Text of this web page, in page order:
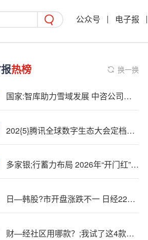
公众号 电子报
热榜 换一换
国家:智库助力雪域发展 中咨公司承担西藏多地“十五五”规划编制工作
202{5}腾讯全球数字生态大会定档9月16日 万兴科技拟出席腾讯云国际出海峰会
多家银;行蓄力布局 2026年“开门红”提前开战！
日—韩股?市开盘涨跌不一 日经225指数高开0.3%
财—经社区用哪款？;我试了这4款App后，有了答案